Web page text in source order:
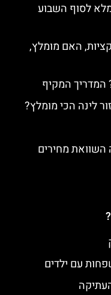
לסוף השבוע
האם מומלץ,
המדריך המקיף
לינה הכי מומלץ?
השוואת מחירים
עם ילדים